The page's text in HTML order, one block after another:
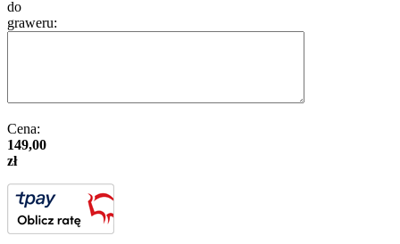
do
graweru:
Cena:
149,00
zł